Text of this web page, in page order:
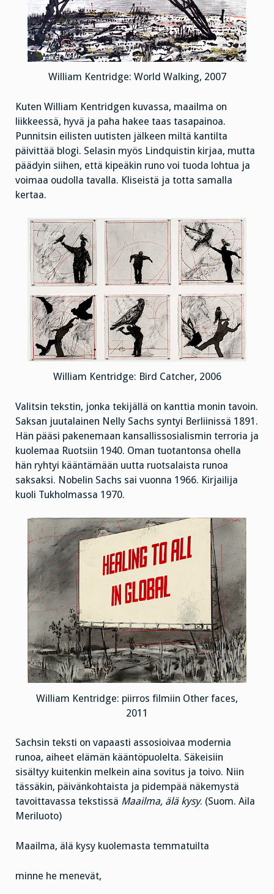
William Kentridge: World Walking, 2007
Kuten William Kentridgen kuvassa, maailma on
liikkeessä, hyvä ja paha hakee taas tasapainoa.
Punnitsin eilisten uutisten jälkeen miltä kantilta
päivittää blogi. Selasin myös Lindquistin kirjaa, mutta
päädyin siihen, että kipeäkin runo voi tuoda lohtua ja
voimaa oudolla tavalla. Kliseistä ja totta samalla
kertaa.
William Kentridge: Bird Catcher, 2006
Valitsin tekstin, jonka tekijällä on kanttia monin tavoin.
Saksan juutalainen Nelly Sachs syntyi Berliinissä 1891.
Hän pääsi pakenemaan kansallissosialismin terroria ja
kuolemaa Ruotsiin 1940. Oman tuotantonsa ohella
hän ryhtyi kääntämään uutta ruotsalaista runoa
saksaksi. Nobelin Sachs sai vuonna 1966. Kirjailija
kuoli Tukholmassa 1970.
William Kentridge: piirros filmiin Other faces,
2011
Sachsin teksti on vapaasti assosioivaa modernia
runoa, aiheet elämän kääntöpuolelta. Säkeisiin
sisältyy kuitenkin melkein aina sovitus ja toivo. Niin
tässäkin, päivänkohtaista ja pidempää näkemystä
tavoittavassa tekstissä Maailma, älä kysy. (Suom. Aila
Meriluoto)
Maailma, älä kysy kuolemasta temmatuilta
minne he menevät,